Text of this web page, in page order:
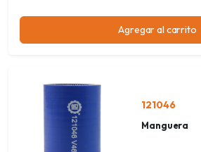
Agregar al carrito
121046
Manguera